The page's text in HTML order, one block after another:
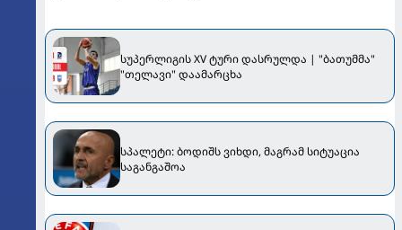
სუპერლიგის XV ტური დასრულდა | "ბათუმმა"
"თელავი" დაამარცხა
სპალეტი: ბოდიშს ვიხდი, მაგრამ სიტუაცია
საგანგაშოა